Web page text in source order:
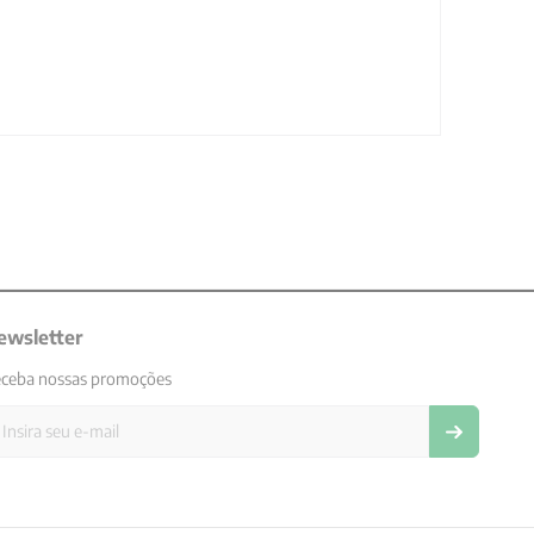
nossas promoções